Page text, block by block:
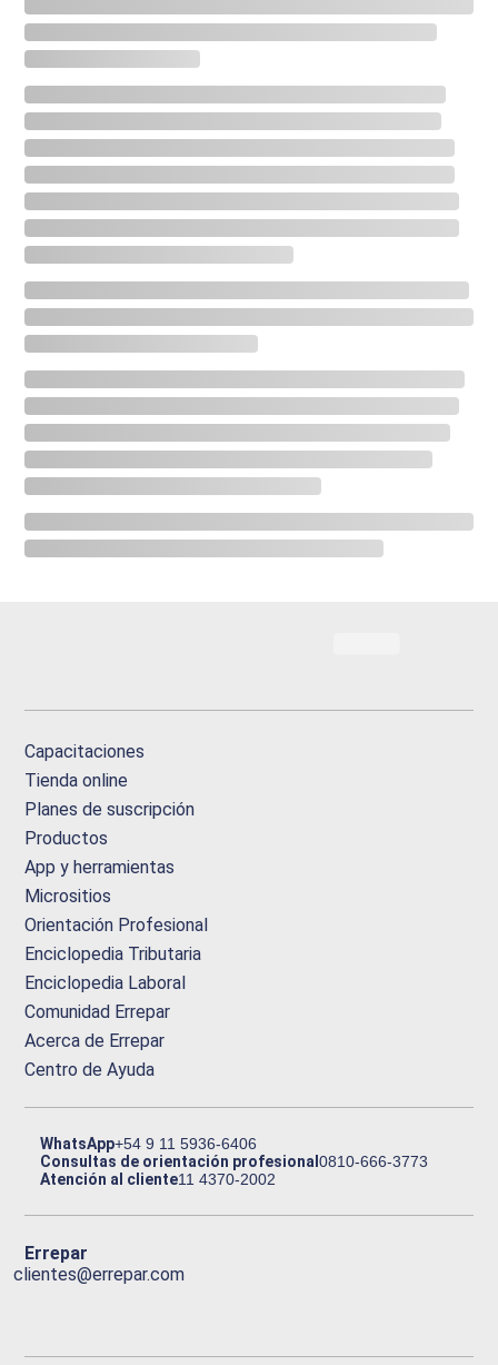
Capacitaciones
Tienda online
Planes de suscripción
Productos
App y herramientas
Micrositios
Orientación Profesional
Enciclopedia Tributaria
Enciclopedia Laboral
Comunidad Errepar
Acerca de Errepar
Centro de Ayuda
WhatsApp+54 9 11 5936-6406
Consultas de orientación profesional0810-666-3773
Atención al cliente11 4370-2002
Errepar
clientes@errepar.com